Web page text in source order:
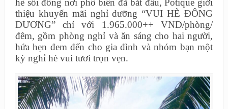
hè sôi đông nơi phố biển đã bắt đầu, Potique giới
thiệu khuyến mãi nghỉ dưỡng “VUI HÈ ĐÔNG
DƯƠNG” chỉ với 1.965.000++ VND/phòng/
đêm, gồm phòng nghỉ và ăn sáng cho hai người,
hứa hẹn đem đến cho gia đình và nhóm bạn một
kỳ nghỉ hè vui tươi trọn vẹn.